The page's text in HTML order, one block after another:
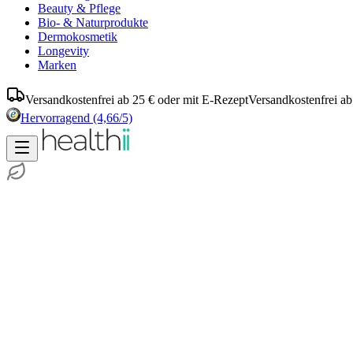
Beauty & Pflege
Bio- & Naturprodukte
Dermokosmetik
Longevity
Marken
Versandkostenfrei ab 25 € oder mit E-RezeptVersandkostenfrei
Hervorragend (4,66/5)